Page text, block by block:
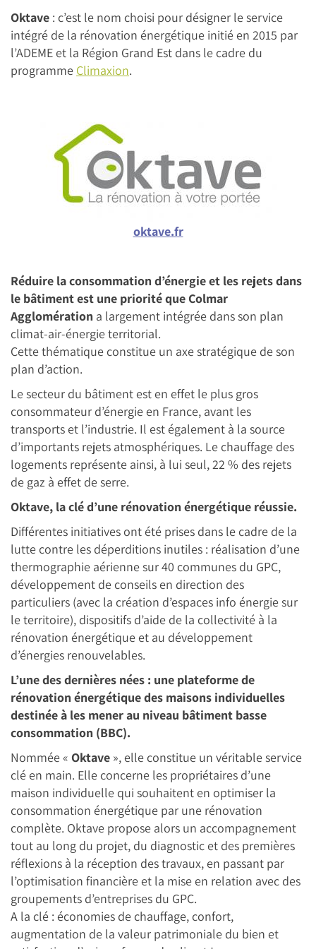
Oktave : c’est le nom choisi pour désigner le service
intégré de la rénovation énergétique initié en 2015 par
l’ADEME et la Région Grand Est dans le cadre du
programme Climaxion.
oktave.fr
Réduire la consommation d’énergie et les rejets dans
le bâtiment est une priorité que Colmar
Agglomération a largement intégrée dans son plan
climat-air-énergie territorial.
Cette thématique constitue un axe stratégique de son
plan d’action.
Le secteur du bâtiment est en effet le plus gros
consommateur d’énergie en France, avant les
transports et l’industrie. Il est également à la source
d’importants rejets atmosphériques. Le chauffage des
logements représente ainsi, à lui seul, 22 % des rejets
de gaz à effet de serre.
Oktave, la clé d’une rénovation énergétique réussie.
Différentes initiatives ont été prises dans le cadre de la
lutte contre les déperditions inutiles : réalisation d’une
thermographie aérienne sur 40 communes du GPC,
développement de conseils en direction des
particuliers (avec la création d’espaces info énergie sur
le territoire), dispositifs d’aide de la collectivité à la
rénovation énergétique et au développement
d’énergies renouvelables.
L’une des dernières nées : une plateforme de
rénovation énergétique des maisons individuelles
destinée à les mener au niveau bâtiment basse
consommation (BBC).
Nommée « Oktave », elle constitue un véritable service
clé en main. Elle concerne les propriétaires d’une
maison individuelle qui souhaitent en optimiser la
consommation énergétique par une rénovation
complète. Oktave propose alors un accompagnement
tout au long du projet, du diagnostic et des premières
réflexions à la réception des travaux, en passant par
l’optimisation financière et la mise en relation avec des
groupements d’entreprises du GPC.
A la clé : économies de chauffage, confort,
augmentation de la valeur patrimoniale du bien et